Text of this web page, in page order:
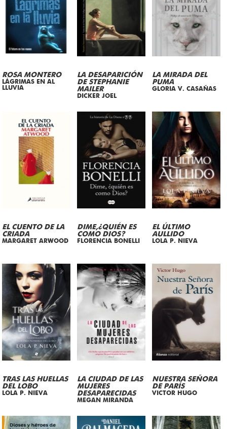
ROSA MONTERO
LÁGRIMAS EN AL
LLUVIA
LA DESAPARICIÓN
DE STEPHANIE
MAILER
DICKER JOEL
LA MIRADA DEL
PUMA
GLORIA V. CASAÑAS
EL CUENTO DE LA
CRIADA
MARGARET ARWOOD
DIME,¿QUIÉN ES
COMO DIOS?
FLORENCIA BONELLI
EL ÚLTIMO
AULLIDO
LOLA P. NIEVA
TRAS LAS HUELLAS
DEL LOBO
LOLA P. NIEVA
LA CIUDAD DE LAS
MUJERES
DESAPARECIDAS
MEGAN MIRANDA
NUESTRA SEÑORA
DE PARÍS
VICTOR HUGO